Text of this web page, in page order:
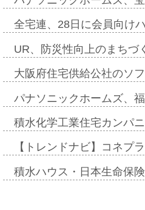
全宅連、28日に会員向け
UR、防災性向上のまち
大阪府住宅供給公社のソ
パナソニックホームズ、
積水化学工業住宅カンパ
【トレンドナビ】コネプ
積水ハウス・日本生命保